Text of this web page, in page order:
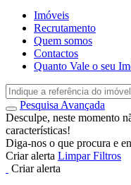
Imóveis
Recrutamento
Quem somos
Contactos
Quanto Vale o seu
Pesquisa Avançada
Desculpe, neste momento
características!
Diga-nos o que procura e
Criar alerta Limpar Filtros
Criar alerta